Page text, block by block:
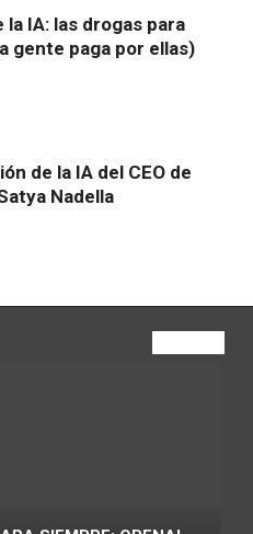
IA: las drogas para
gente paga por ellas)
de la IA del CEO de
Nadella